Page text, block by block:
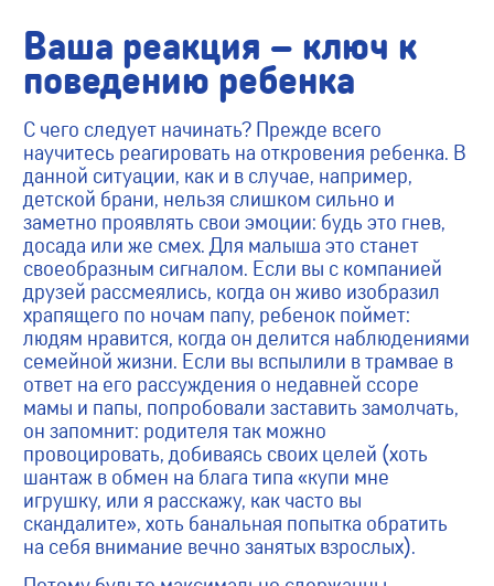
Ваша реакция – ключ к
поведению ребенка
С чего следует начинать? Прежде всего
научитесь реагировать на откровения ребенка. В
данной ситуации, как и в случае, например,
детской брани, нельзя слишком сильно и
заметно проявлять свои эмоции: будь это гнев,
досада или же смех. Для малыша это станет
своеобразным сигналом. Если вы с компанией
друзей рассмеялись, когда он живо изобразил
храпящего по ночам папу, ребенок поймет:
людям нравится, когда он делится наблюдениями
семейной жизни. Если вы вспылили в трамвае в
ответ на его рассуждения о недавней ссоре
мамы и папы, попробовали заставить замолчать,
он запомнит: родителя так можно
провоцировать, добиваясь своих целей (хоть
шантаж в обмен на блага типа «купи мне
игрушку, или я расскажу, как часто вы
скандалите», хоть банальная попытка обратить
на себя внимание вечно занятых взрослых).